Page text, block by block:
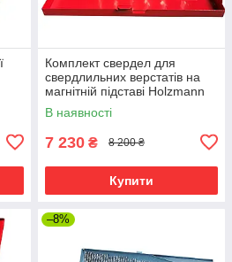
Комплект свердел для
свердлильних верстатів на
магнітній підставі Holzmann
MBM7TLG
В наявності
7 230 ₴ 8 200 ₴
Купити
–8%